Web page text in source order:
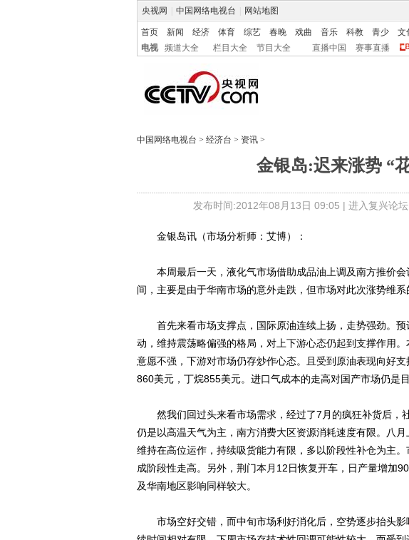
央视网 中国网络电视台 网站地图
首页 新闻 经济 体育 综艺 春晚 戏曲 音乐 科教 青少 文
电视
频道大全 栏目大全 节目大全 直播中国 赛事直播
中国网络电视台 > 经济台 > 资讯 >
金银岛:迟来涨势 “
发布时间:2012年08月13日 09:05 | 进入复兴论坛
金银岛讯（市场分析师：艾博）：
本周最后一天，液化气市场借助成品油上调及南方推价会
间，主要是由于华南市场的意外走跌，但市场对此次涨势维系
首先来看市场支撑点，国际原油连续上扬，走势强劲。预
动，维持震荡略偏强的格局，对上下游心态仍起到支撑作用
意愿不强，下游对市场仍存炒作心态。且受到原油表现向好
860美元，丁烷855美元。进口气成本的走高对国产市场仍是
然我们回过头来看市场需求，经过了7月的疯狂补货后，
仍是以高温天气为主，南方消费大区资源消耗速度有限。八
维持在高位运作，持续吸货能力有限，多以阶段性补仓为主
成阶段性走高。另外，荆门本月12日恢复开车，日产量增加
及华南地区影响同样较大。
市场空好交错，而中旬市场利好消化后，空势逐步抬头影